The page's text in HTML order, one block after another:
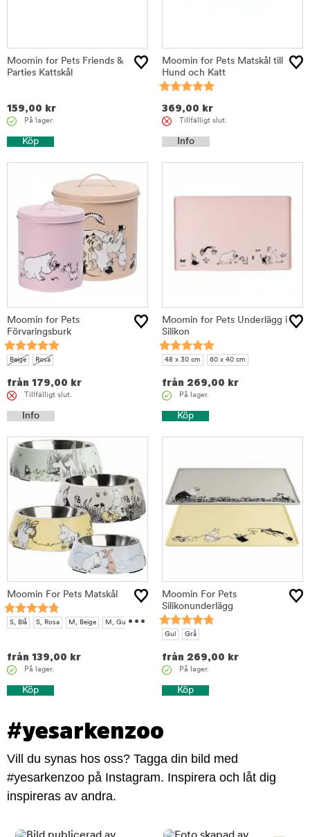
Moomin for Pets Friends &
Parties Kattskål
159,00 kr
På lager.
Köp
Moomin for Pets Matskål till
Hund och Katt
369,00 kr
Tillfälligt slut.
Info
Moomin for Pets
Förvaringsburk
Beige Rosa
från 179,00 kr
Tillfälligt slut.
Info
Moomin for Pets Underlägg i
Silikon
48 x 30 cm 60 x 40 cm
från 269,00 kr
På lager.
Köp
Moomin For Pets Matskål
S, Blå S, Rosa M, Beige
M, Gul ...
från 139,00 kr
På lager.
Köp
Moomin For Pets
Silikonunderlägg
Gul Grå
från 269,00 kr
På lager.
Köp
#yesarkenzoo
Vill du synas hos oss? Tagga din bild med
#yesarkenzoo på Instagram. Inspirera och låt dig
inspireras av andra.